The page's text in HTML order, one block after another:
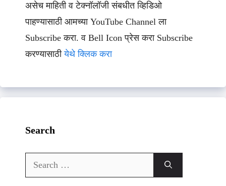
असेच माहिती व टेक्नॉलॉजी संबधीत व्हिडिओ
पाहण्यासाठी आमच्या YouTube Channel ला
Subscribe करा. व Bell Icon प्रेस करा Subscribe
करण्यासाठीयेथे क्लिक करा
Search
Search
for: